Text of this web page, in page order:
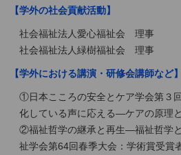
【学外の社会貢献活動】
社会福祉法人愛心福祉会 理事
社会福祉法人緑樹福祉会 理事
【学外における講演・研修会講師など】
①日本こころの安全とケア学会第
化している声に応える―ケアの原理
②福祉哲学の継承と再生―福祉哲学
祉学会第64回春季大会：学術賞受賞